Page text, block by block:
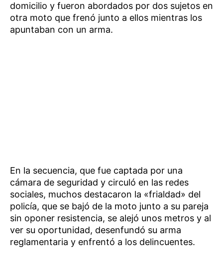
domicilio y fueron abordados por dos sujetos en
otra moto que frenó junto a ellos mientras los
apuntaban con un arma.
En la secuencia, que fue captada por una
cámara de seguridad y circuló en las redes
sociales, muchos destacaron la «frialdad» del
policía, que se bajó de la moto junto a su pareja
sin oponer resistencia, se alejó unos metros y al
ver su oportunidad, desenfundó su arma
reglamentaria y enfrentó a los delincuentes.